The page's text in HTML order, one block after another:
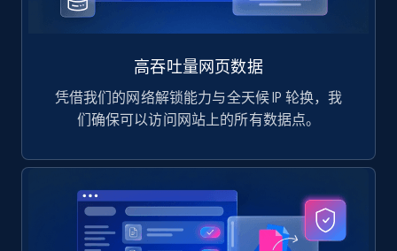
高吞吐量网页数据
凭借我们的网络解锁能力与全天候 IP 轮换，我
们确保可以访问网站上的所有数据点。